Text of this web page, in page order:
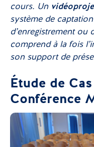
cours. Un
système de
d’enregistrement ou
comprend à la fois
son support de
Étude de
Conférence